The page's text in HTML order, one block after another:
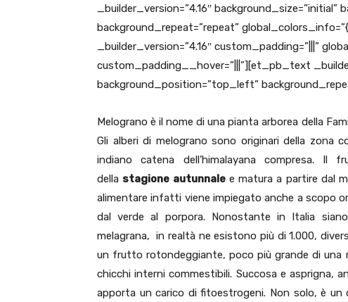
_builder_version=”4.16″
background_repeat=”repeat”
_builder_version=”4.16″ custom_padding=”|||”
custom_padding__hover=”|||”][et_pb_text
background_position=”top_left”
Melograno è il nome di una pianta arborea della
Gli alberi di melograno sono originari della zona
indiano catena dell’himalayana compresa. Il
della stagione autunnalee matura a partire dal
alimentare infatti viene impiegato anche a scopo
dal verde al porpora. Nonostante in Italia
melagrana, in realtà ne esistono più di 1.000,
un frutto rotondeggiante, poco più grande di una
chicchi interni commestibili. Succosa e asprigna,
apporta un carico di fitoestrogeni. Non solo, è